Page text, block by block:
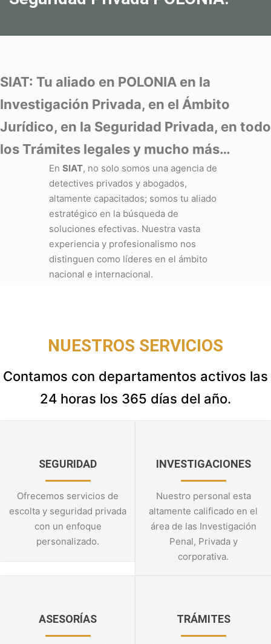
SIAT: Tu aliado en POLONIA en la
Investigación Privada, en el Ámbito
Jurídico, en la Seguridad Privada, en todo
los Trámites legales y mucho más…
En SIAT, no solo somos una agencia de
detectives privados y abogados,
altamente capacitados; somos tu aliado
estratégico en la búsqueda de
soluciones efectivas. Nuestra vasta
experiencia y profesionalismo nos
distinguen como líderes en el ámbito
nacional e internacional.
NUESTROS SERVICIOS
Contamos con departamentos activos las
24 horas los 365 días del año.
SEGURIDAD
Ofrecemos servicios de
escolta y seguridad privada
con un enfoque
personalizado.
INVESTIGACIONES
Nuestro personal esta
altamente calificado en el
área de las Investigación
Penal, Privada y
corporativa.
ASESORÍAS TRÁMITES